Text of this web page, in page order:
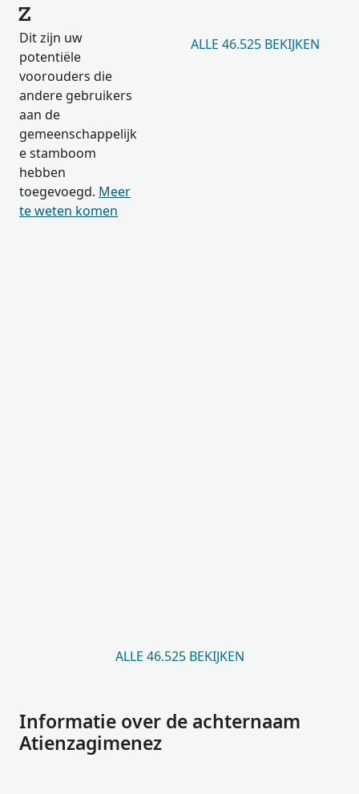
z
Dit zijn uw
potentiële
voorouders die
andere gebruikers
aan de
gemeenschappelijk
e stamboom
hebben
toegevoegd. Meer
te weten komen
ALLE 46.525 BEKIJKEN
ALLE 46.525 BEKIJKEN
Informatie over de achternaam
Atienzagimenez